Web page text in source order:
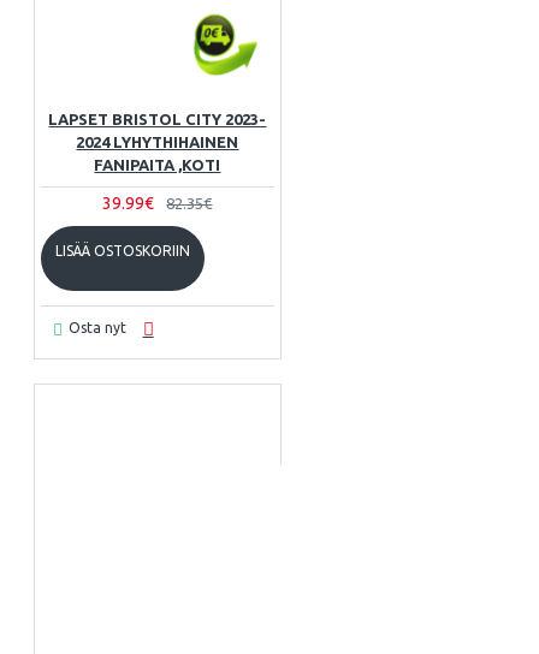
LAPSET BRISTOL CITY 2023-
2024 LYHYTHIHAINEN
FANIPAITA ,KOTI
39.99€ 82.35€
LISÄÄ OSTOSKORIIN
Osta nyt